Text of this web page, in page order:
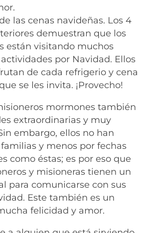
las cenas navideñas. Los 4
demuestran que los
están visitando muchos
por Navidad. Ellos
de cada refrigerio y cena
se les invita. ¡Provecho!
mormones también
extraordinarias y muy
embargo, ellos no han
y menos por fechas
como éstas; es por eso que
y misioneras tienen un
para comunicarse con sus
Este también es un
felicidad y amor.